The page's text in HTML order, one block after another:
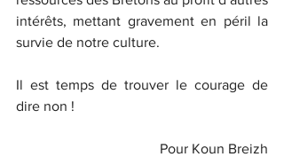
intérêts, mettant gravement en péril la
survie de notre culture.
Il est temps de trouver le courage de
dire non !
Pour Koun Breizh